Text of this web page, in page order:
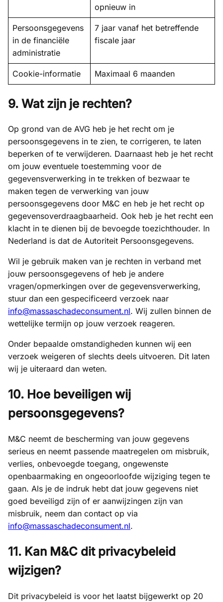
opnieuw in
Persoonsgegevens
in de financiële
administratie
7 jaar vanaf het betreffende
fiscale jaar
Cookie-informatie Maximaal 6 maanden
9. Wat zijn je rechten?
Op grond van de AVG heb je het recht om je
persoonsgegevens in te zien, te corrigeren, te laten
beperken of te verwijderen. Daarnaast heb je het recht
om jouw eventuele toestemming voor de
gegevensverwerking in te trekken of bezwaar te
maken tegen de verwerking van jouw
persoonsgegevens door M&C en heb je het recht op
gegevensoverdraagbaarheid. Ook heb je het recht een
klacht in te dienen bij de bevoegde toezichthouder. In
Nederland is dat de Autoriteit Persoonsgegevens.
Wil je gebruik maken van je rechten in verband met
jouw persoonsgegevens of heb je andere
vragen/opmerkingen over de gegevensverwerking,
stuur dan een gespecificeerd verzoek naar
info@massaschadeconsument.nl. Wij zullen binnen de
wettelijke termijn op jouw verzoek reageren.
Onder bepaalde omstandigheden kunnen wij een
verzoek weigeren of slechts deels uitvoeren. Dit laten
wij je uiteraard dan weten.
10. Hoe beveiligen wij
persoonsgegevens?
M&C neemt de bescherming van jouw gegevens
serieus en neemt passende maatregelen om misbruik,
verlies, onbevoegde toegang, ongewenste
openbaarmaking en ongeoorloofde wijziging tegen te
gaan. Als je de indruk hebt dat jouw gegevens niet
goed beveiligd zijn of er aanwijzingen zijn van
misbruik, neem dan contact op via
info@massaschadeconsument.nl.
11. Kan M&C dit privacybeleid
wijzigen?
Dit privacybeleid is voor het laatst bijgewerkt op 20